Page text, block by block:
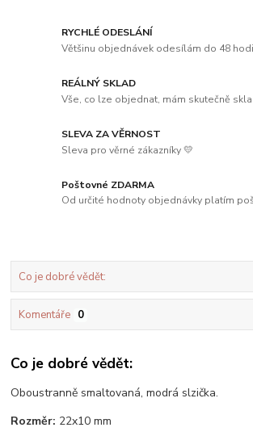
RYCHLÉ ODESLÁNÍ
Většinu objednávek odesílám do 48
REÁLNÝ SKLAD
Vše, co lze objednat, mám skutečně
SLEVA ZA VĚRNOST
Sleva pro věrné zákazníky 💛
Poštovné ZDARMA
Od určité hodnoty objednávky platím
Co je dobré vědět:
Komentáře 0
Co je dobré vědět:
Oboustranně smaltovaná, modrá slzička.
Rozměr: 22x10 mm